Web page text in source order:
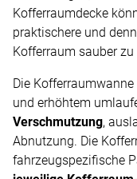
Kofferraumdecke
praktischere und
Kofferraum sauber zu
Die
und erhöhtem
Verschmutzung,
Abnutzung. Die
fahrzeugspezifische